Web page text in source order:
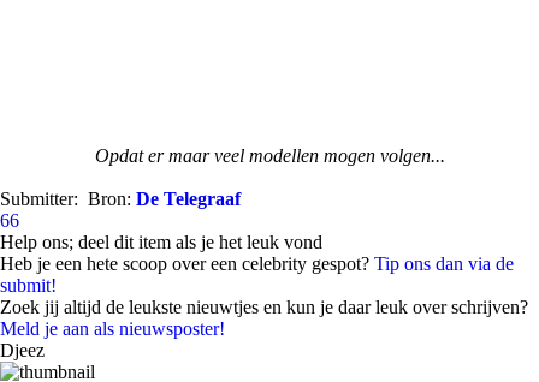
Opdat er maar veel modellen mogen volgen...
Submitter: Bron: De Telegraaf
66
Help ons; deel dit item als je het leuk vond
Heb je een hete scoop over een celebrity gespot? Tip ons dan via de
submit!
Zoek jij altijd de leukste nieuwtjes en kun je daar leuk over schrijven?
Meld je aan als nieuwsposter!
Djeez